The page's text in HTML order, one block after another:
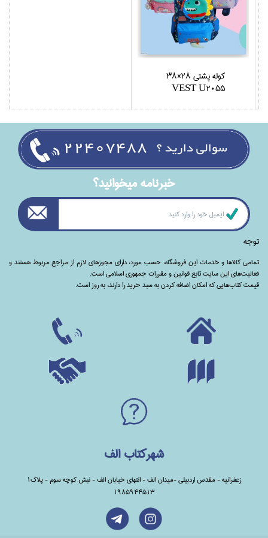
كوله پشتي 28×38
VEST U2055
خبرنامه ميخوانيد؟
توجه
تمامی‌ کالاها و خدمات این فروشگاه، حسب مورد،‌ دارای مجوزهای لازم از مراجع مربوط هستند ‌و‌‌
فعالیت‌های این سایت تابع قوانین و مقررات جمهوری اسلامی است.
قیمت کتاب‌هایی که امکان اضافه کردن به سبد خرید را دارند،‌ به روز است.
شهرکتاب الف
زعفرانیه - مقدس اردبیلی -میدان الف - انتهای خیابان الف - نبش کوچه سوم - پلاک1
1985944513